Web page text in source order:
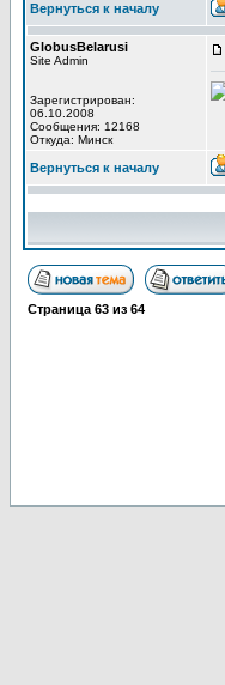
Вернуться к началу
GlobusBelarusi
Site Admin
Зарегистрирован:
06.10.2008
Сообщения: 12168
Откуда: Минск
Вернуться к началу
Страница 63 из 64